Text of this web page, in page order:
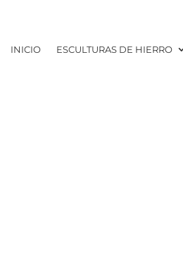
INICIO ESCULTURAS DE HIERRO